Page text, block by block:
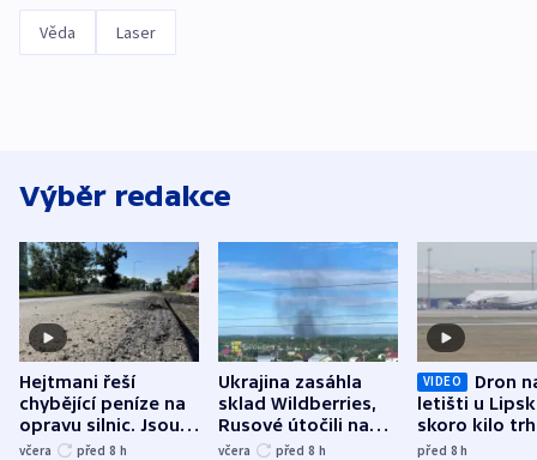
Věda Laser
Výběr redakce
Hejtmani řeší
chybějící peníze na
opravu silnic. Jsou
nenárokové, namítá
včera před 8 h
Ukrajina zasáhla
sklad Wildberries,
Rusové útočili na
trh, hasiče či
včera před 8 h
VIDEO
Dron
letišti u
skoro kilo
indicie
před 8h